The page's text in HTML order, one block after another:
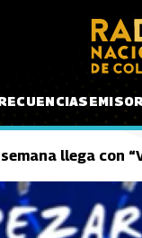
llega con